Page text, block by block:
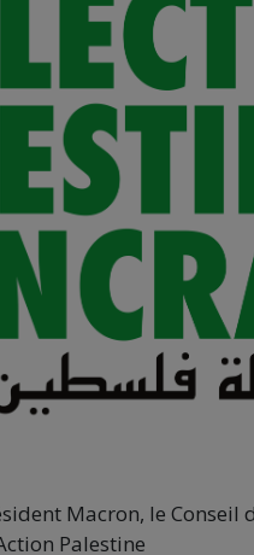
Macron, le Conseil
Palestine